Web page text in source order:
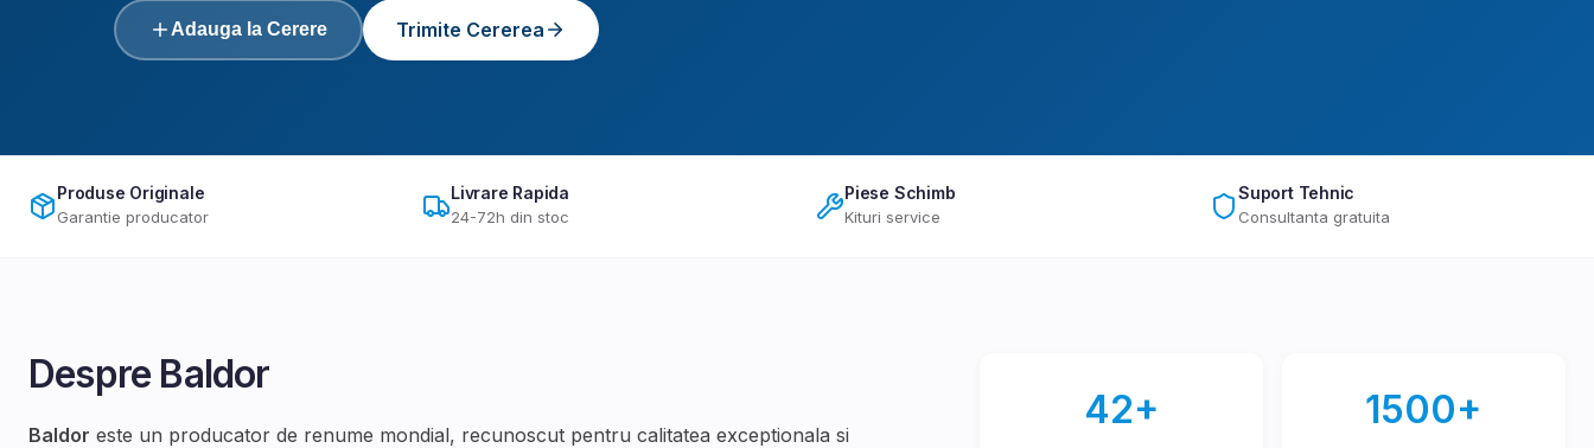
Adauga la Cerere Trimite Cererea
Produse Originale
Garantie producator
Livrare Rapida
24-72h din stoc
Piese Schimb
Kituri service
Suport Tehnic
Consultanta gratuita
Despre Baldor
Baldor este un producator de renume mondial, recunoscut pentru calitatea exceptionala si
42+ 1500+